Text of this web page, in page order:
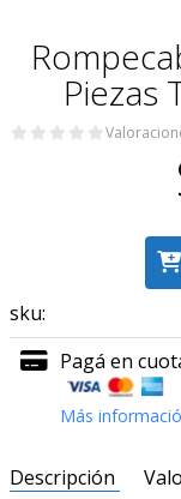
Piezas
sku:
Pagá en
Más
Descripción